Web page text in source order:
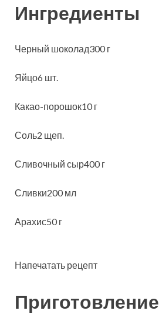
Ингредиенты
Черный шоколад300 г
Яйцо6 шт.
Какао-порошок10 г
Соль2 щеп.
Сливочный сыр400 г
Сливки200 мл
Арахис50 г
Напечатать рецепт
Приготовление